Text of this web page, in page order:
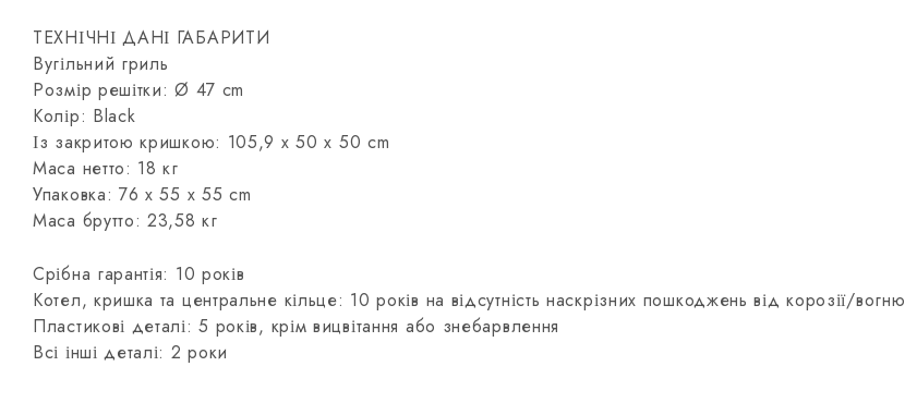
ТЕХНІЧНІ ДАНІ ГАБАРИТИ
Вугільний гриль
Розмір решітки: Ø 47 cm
Колір: Black
Із закритою кришкою: 105,9 x 50 x 50 cm
Маса нетто: 18 кг
Упаковка: 76 x 55 x 55 cm
Маса брутто: 23,58 кг
Срібна гарантія: 10 років
Котел, кришка та центральне кільце: 10 років на відсутність наскрізних пошкоджень від корозії/вогню
Пластикові деталі: 5 років, крім вицвітання або знебарвлення
Всі інші деталі: 2 роки